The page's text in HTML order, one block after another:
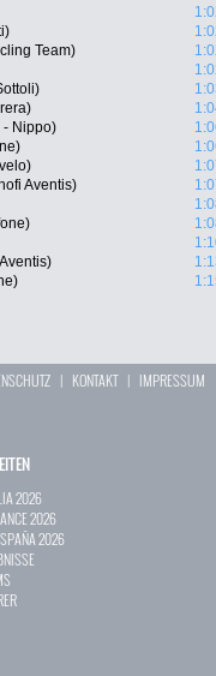
Team)
- Nippo)
Aventis)
| KONTAKT| IMPRESSUM
2026
2026
2026